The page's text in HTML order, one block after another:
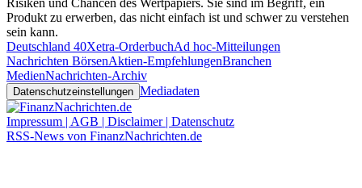
Produkt zu erwerben, das nicht einfach ist und schwer zu verstehen
sein kann.
Deutschland 40Xetra-OrderbuchAd hoc-Mitteilungen
Nachrichten BörsenAktien-EmpfehlungenBranchen
MedienNachrichten-Archiv
Datenschutzeinstellungen Mediadaten
Impressum | AGB | Disclaimer | Datenschutz
RSS-News von FinanzNachrichten.de